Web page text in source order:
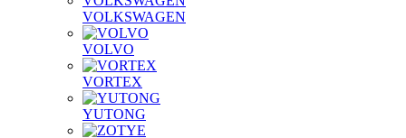
VOLKSWAGEN
VOLVO
VORTEX
YUTONG